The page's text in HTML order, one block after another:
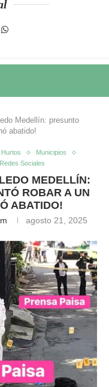
Medellín: presunto
abatido!
Hurtos
Municipios
Redes Sociales
MEDELLÍN:
ROBAR A UN
ABATIDO!
agosto 21, 2025